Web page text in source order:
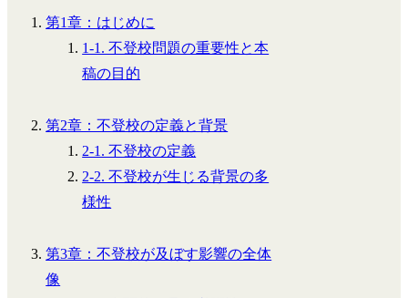
第1章：はじめに
1-1. 不登校問題の重要性と本
稿の目的
第2章：不登校の定義と背景
2-1. 不登校の定義
2-2. 不登校が生じる背景の多
様性
第3章：不登校が及ぼす影響の全体
像